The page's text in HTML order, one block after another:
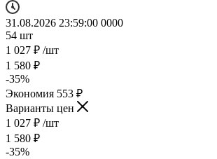
31.08.2026 23:59:00 0000
54 шт
1 027 ₽ /шт
1 580 ₽
-35%
Экономия 553 ₽
Варианты цен
1 027 ₽ /шт
1 580 ₽
-35%